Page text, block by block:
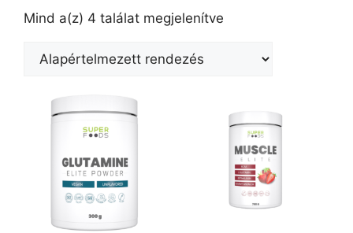
Mind a(z) 4 találat megjelenítve